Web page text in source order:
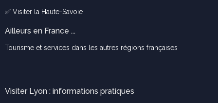
✅ Visiter la Haute-Savoie
Ailleurs en France ...
Tourisme et services dans les autres régions françaises
Visiter Lyon : informations pratiques